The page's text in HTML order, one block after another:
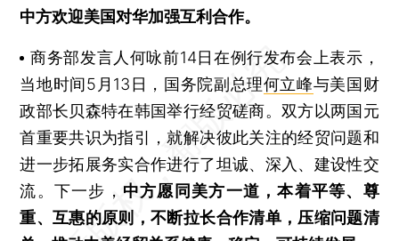
中方欢迎美国对华加强互利合作。
商务部发言人何咏前14日在例行发布会上表示，
当地时间5月13日，国务院副总理何立峰与美国财
政部长贝森特在韩国举行经贸磋商。双方以两国元
首重要共识为指引，就解决彼此关注的经贸问题和
进一步拓展务实合作进行了坦诚、深入、建设性交
流。下一步， 中方愿同美方一道，本着平等、尊
重、互惠的原则，不断拉长合作清单，压缩问题清